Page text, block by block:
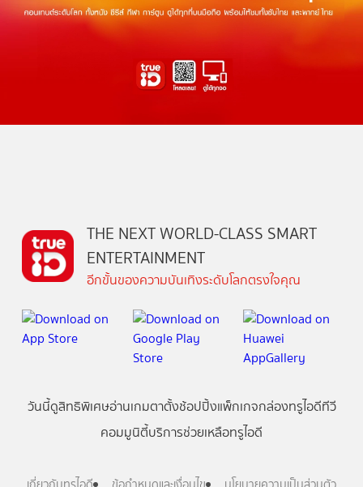
THE NEXT WORLD-CLASS SMART
ENTERTAINMENT
อีกขั้นของความบันเทิงระดับโลกตรงใจคุณ
วันนี้ดูสิทธิพิเศษอ่านเกมตาตั้งช้อปปิ้งแพ็กเกจกล่องทรูไอดีทีวี
คอมมูนิตี้บริการช่วยเหลือทรูไอดี